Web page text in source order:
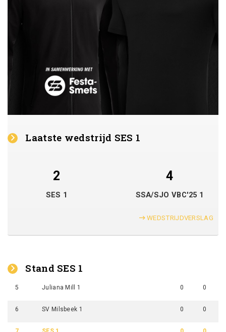
Laatste wedstrijd SES 1
2 4
SES 1 SSA/SJO VBC'25 1
WEDSTRIJDVERSLAG
Stand SES 1
5 Juliana Mill 1 0 0
6 SV Milsbeek 1 0 0